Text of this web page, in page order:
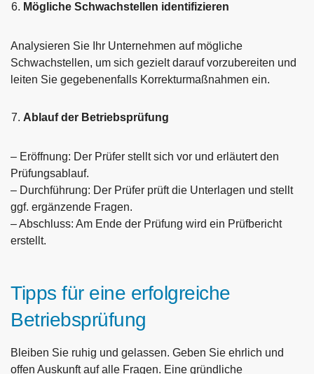
Mögliche Schwachstellen identifizieren
Analysieren Sie Ihr Unternehmen auf mögliche
Schwachstellen, um sich gezielt darauf vorzubereiten und
leiten Sie gegebenenfalls Korrekturmaßnahmen ein.
Ablauf der Betriebsprüfung
– Eröffnung: Der Prüfer stellt sich vor und erläutert den
Prüfungsablauf.
– Durchführung: Der Prüfer prüft die Unterlagen und stellt
ggf. ergänzende Fragen.
– Abschluss: Am Ende der Prüfung wird ein Prüfbericht
erstellt.
Tipps für eine erfolgreiche
Betriebsprüfung
Bleiben Sie ruhig und gelassen. Geben Sie ehrlich und
offen Auskunft auf alle Fragen. Eine gründliche